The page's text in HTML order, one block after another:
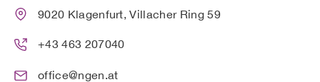
9020 Klagenfurt, Villacher Ring 59
+43 463 207040
office@ngen.at